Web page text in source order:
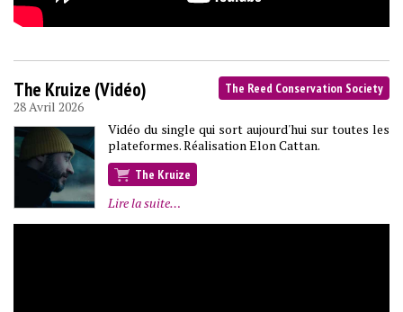
The Reed Conservation Society
The Kruize (Vidéo)
28 Avril 2026
Vidéo du single qui sort aujourd'hui sur toutes les
plateformes. Réalisation Elon Cattan.
The Kruize
Lire la suite…